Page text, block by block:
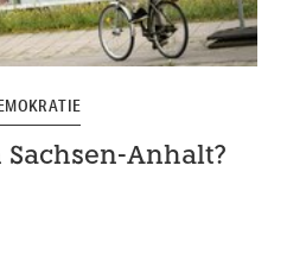
Anhalt?